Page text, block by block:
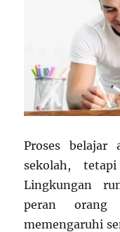
Proses
sekolah,
Lingkungan
peran
memengaruhi